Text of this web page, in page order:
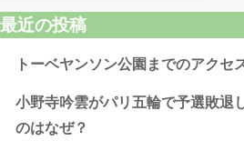
最近の投稿
トーベヤンソン公園までのアクセ
小野寺吟雲がパリ五輪で予選敗退
のはなぜ？